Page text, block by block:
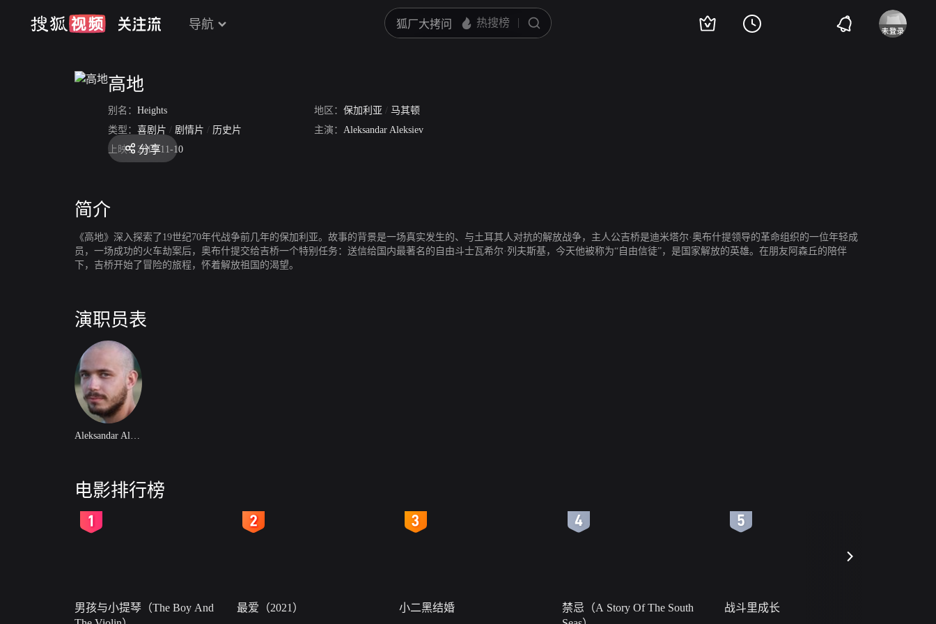
导航
高地
别名： Heights 地区： 保加利亚 / 马其顿
类型： 喜剧片 / 剧情片 / 历史片 主演： Aleksandar Aleksiev
上映： 2017-11-10
分享
简介
《高地》深入探索了19世纪70年代战争前几年的保加利亚。故事的背景是一场真实发生的、与土耳其人对抗的解放战争，主人公吉桥是迪米塔尔·奥布什提领导的革命组织的一位年轻成
员，一场成功的火车劫案后，奥布什提交给吉桥一个特别任务：送信给国内最著名的自由斗士瓦希尔·列夫斯基，今天他被称为“自由信徒”，是国家解放的英雄。在朋友阿森丘的陪伴
下，吉桥开始了冒险的旅程，怀着解放祖国的渴望。
演职员表
电影排行榜
男孩与小提琴（The Boy And
最爱（2021） 小二黑结婚
禁忌（A Story Of The South
战斗里成长